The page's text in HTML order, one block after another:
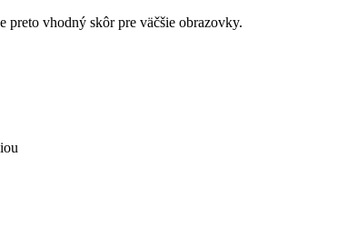
vhodný skôr pre väčšie obrazovky.